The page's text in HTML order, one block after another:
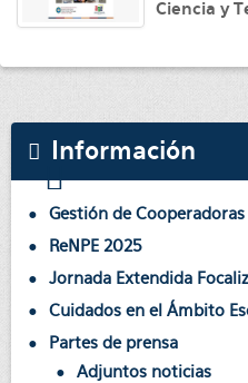
Ciencia y
Información
Gestión de Cooperadoras
ReNPE 2025
Jornada Extendida
Cuidados en el Ámbito
Partes de prensa
Adjuntos noticias